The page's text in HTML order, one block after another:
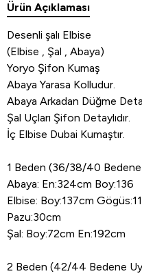
Ürün Açıklaması
Desenli şalı Elbise
(Elbise , Şal , Abaya)
Yoryo Şifon Kumaş
Abaya Yarasa Kolludur.
Abaya Arkadan Düğme
Şal Uçları Şifon Detaylıdır.
İç Elbise Dubai Kumaştır.
1 Beden (36/38/40
Abaya: En:324cm Boy:136
Elbise: Boy:137cm
Pazu:30cm
Şal: Boy:72cm En:192cm
2 Beden (42/44 Bedene